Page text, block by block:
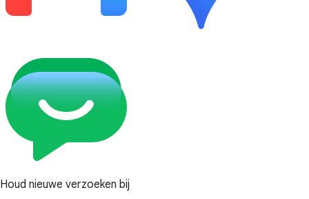
Houd nieuwe verzoeken bij